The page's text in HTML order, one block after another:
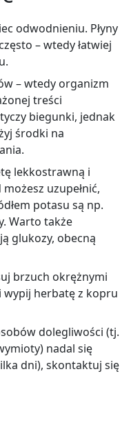
odwodnieniu. Płyny
– wtedy łatwiej
– wtedy organizm
treści
biegunki, jednak
środki na
lekkostrawną i
uzupełnić,
potasu są np.
Warto także
glukozy, obecną
brzuch okrężnymi
herbatę z kopru
dolegliwości (tj.
nadal się
dni), skontaktuj się